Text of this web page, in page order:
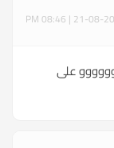
على